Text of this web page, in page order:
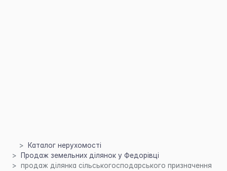
Каталог нерухомості
Продаж земельних ділянок у Федорівці
продаж ділянка сільськогосподарського призначення